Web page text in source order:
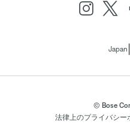
Japan
© Bose
法律上のプライバシー